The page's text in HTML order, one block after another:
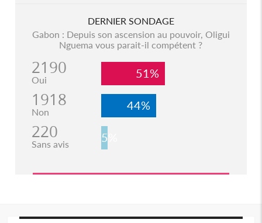
DERNIER SONDAGE
Gabon : Depuis son ascension au pouvoir, Oligui
Nguema vous parait-il compétent ?
2190
Oui 51%
1918
Non 44%
220
Sans avis 5%